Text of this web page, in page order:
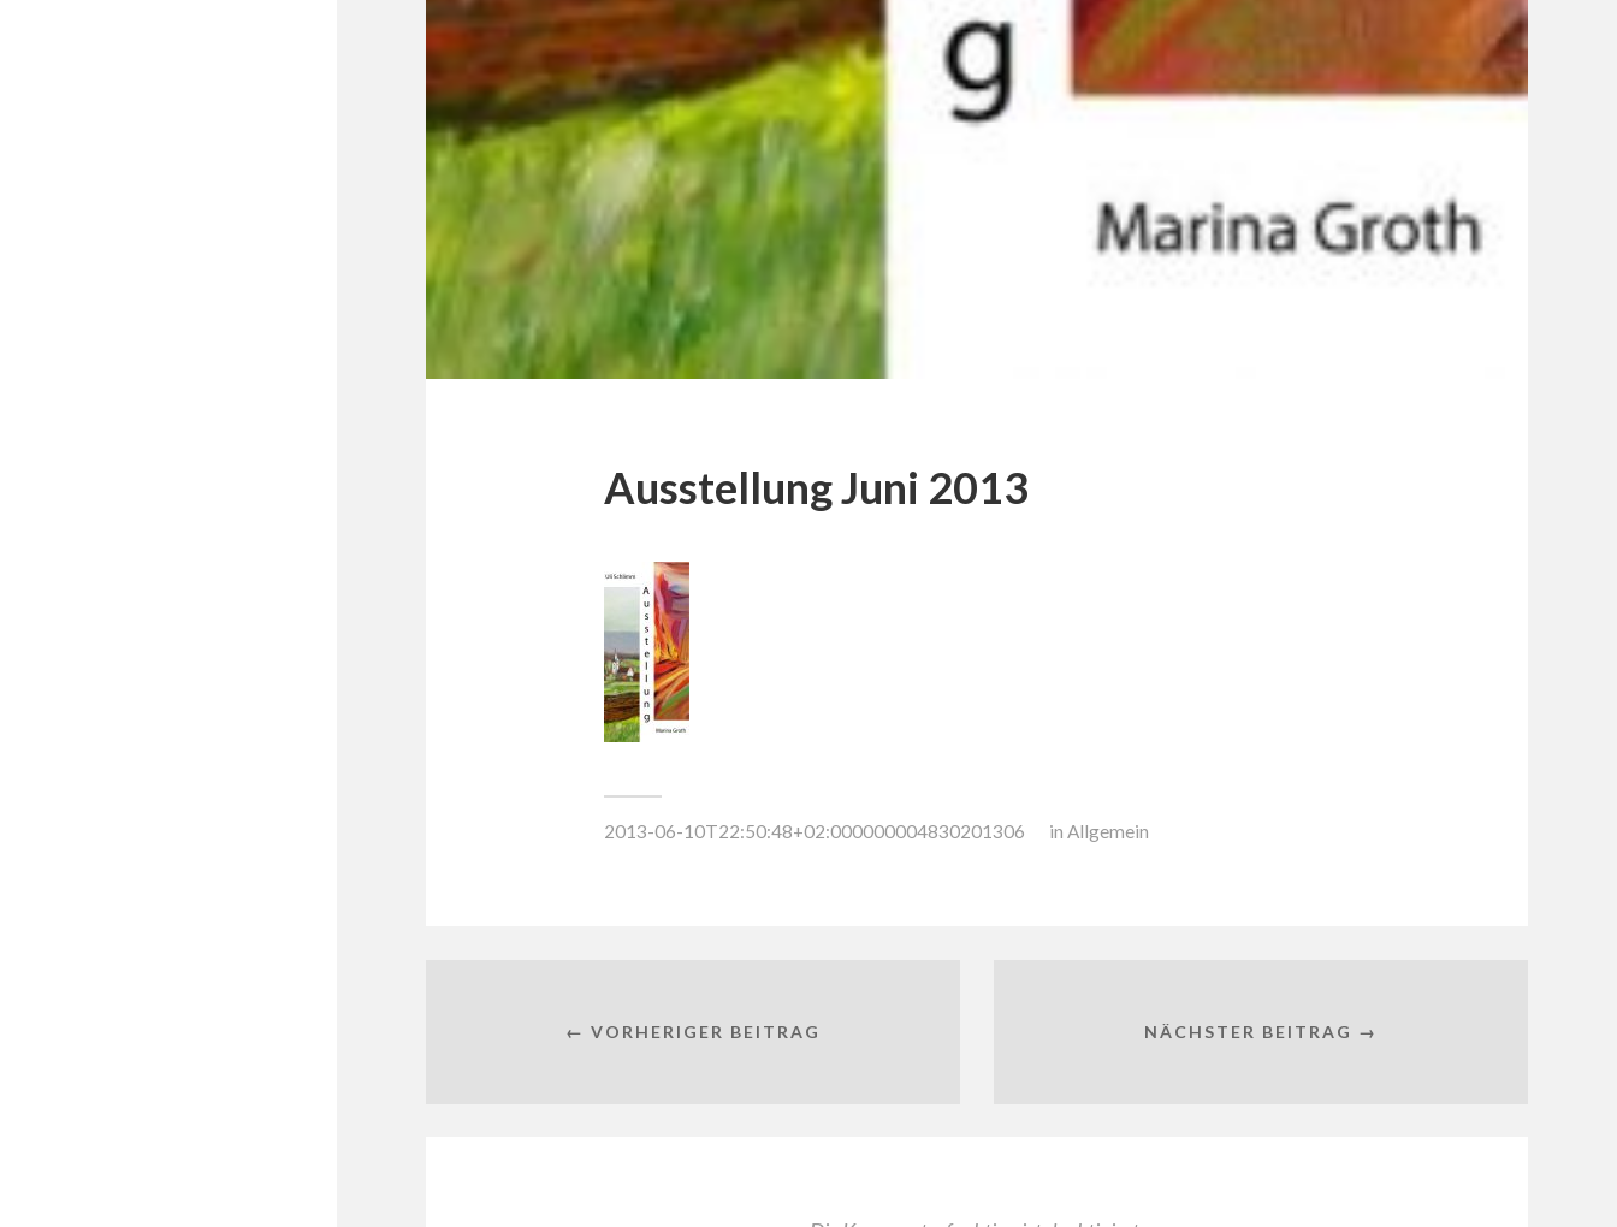
Ausstellung Juni 2013
2013-06-10T22:50:48+02:000000004830201306 in Allgemein
← VORHERIGER BEITRAG NÄCHSTER BEITRAG →